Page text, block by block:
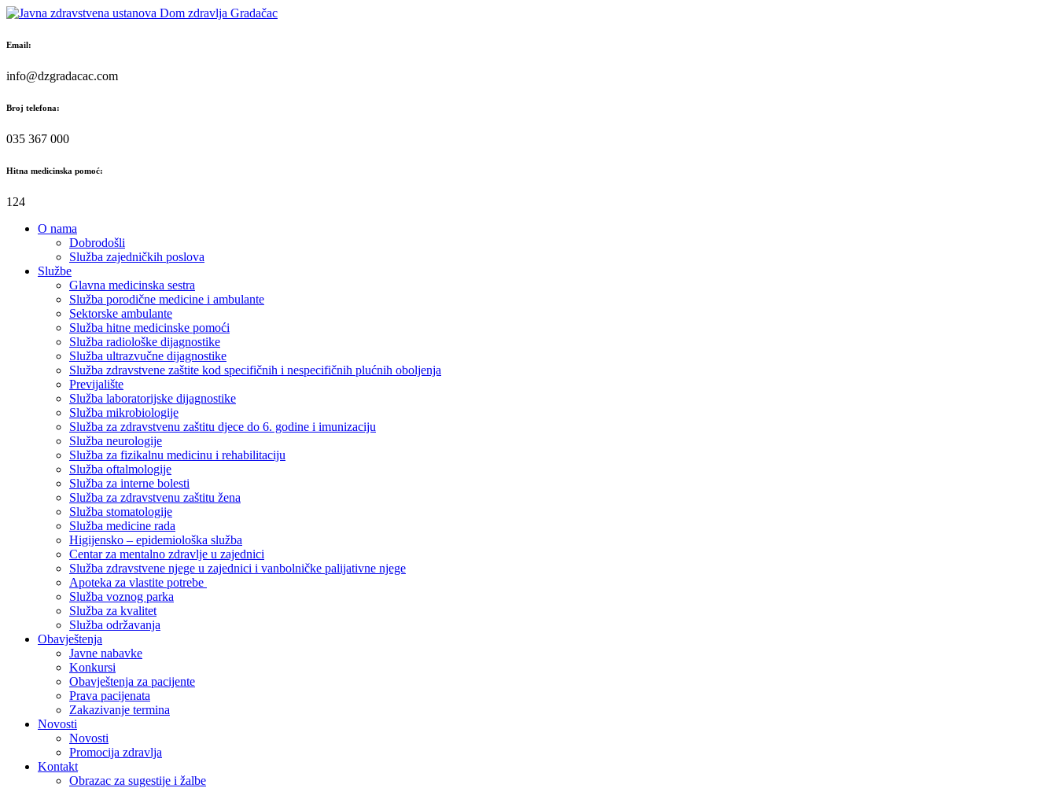
Skip
content
Email:
info@dzgradacac.com
Broj telefona:
035 367 000
Hitna medicinska pomoć:
124
O nama
Dobrodošli
Služba zajedničkih poslova
Službe
Glavna medicinska sestra
Služba porodične medicine i ambulante
Sektorske ambulante
Služba hitne medicinske pomoći
Služba radiološke dijagnostike
Služba ultrazvučne dijagnostike
Služba zdravstvene zaštite kod specifičnih i nespecifičnih plućnih oboljenja
Previjalište
Služba laboratorijske dijagnostike
Služba mikrobiologije
Služba za zdravstvenu zaštitu djece do 6. godine i imunizaciju
Služba neurologije
Služba za fizikalnu medicinu i rehabilitaciju
Služba oftalmologije
Služba za interne bolesti
Služba za zdravstvenu zaštitu žena
Služba stomatologije
Služba medicine rada
Higijensko – epidemiološka služba
Centar za mentalno zdravlje u zajednici
Služba zdravstvene njege u zajednici i vanbolničke palijativne njege
Apoteka za vlastite potrebe
Služba voznog parka
Služba za kvalitet
Služba održavanja
Obavještenja
Javne nabavke
Konkursi
Obavještenja za pacijente
Prava pacijenata
Zakazivanje termina
Novosti
Novosti
Promocija zdravlja
Kontakt
Obrazac za sugestije i žalbe